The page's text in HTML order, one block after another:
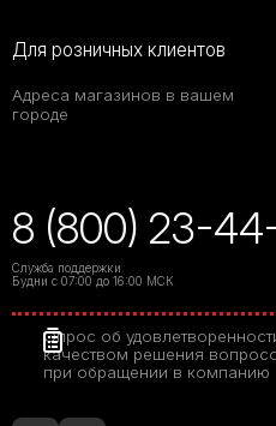
Для розничных клиентов
Адреса магазинов в вашем
городе
8 (800) 23-
Служба поддержки
Будни с 07:00 до 16:00 МСК
Опрос об
качеством решения
при обращении в компанию